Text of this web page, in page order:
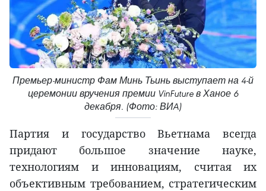
Премьер-министр Фам Минь Тьинь выступает на 4-й
церемонии вручения премии VinFuture в Ханое 6
декабря. (Фото: ВИA)
Партия и государство Вьетнама всегда
придают большое значение науке,
технологиям и инновациям, считая их
объективным требованием, стратегическим